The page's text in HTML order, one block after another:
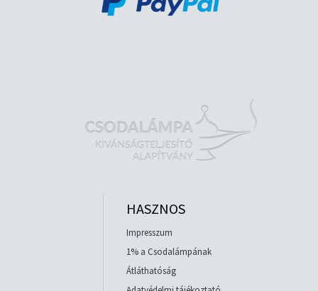
HASZNOS
Impresszum
1% a Csodalámpának
Átláthatóság